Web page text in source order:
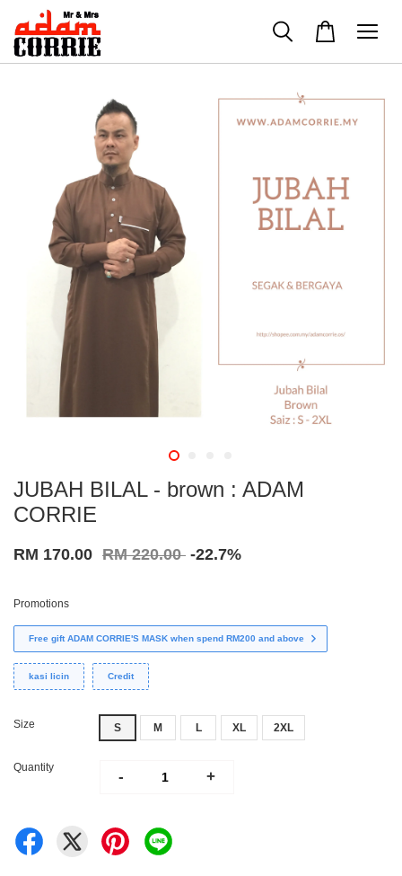
JUBAH BILAL - brown : ADAM
CORRIE
RM 170.00 RM 220.00 -22.7%
Promotions
Free gift ADAM CORRIE'S MASK when spend RM200 and above
kasi licin Credit
Size S M L XL 2XL
Quantity
- +